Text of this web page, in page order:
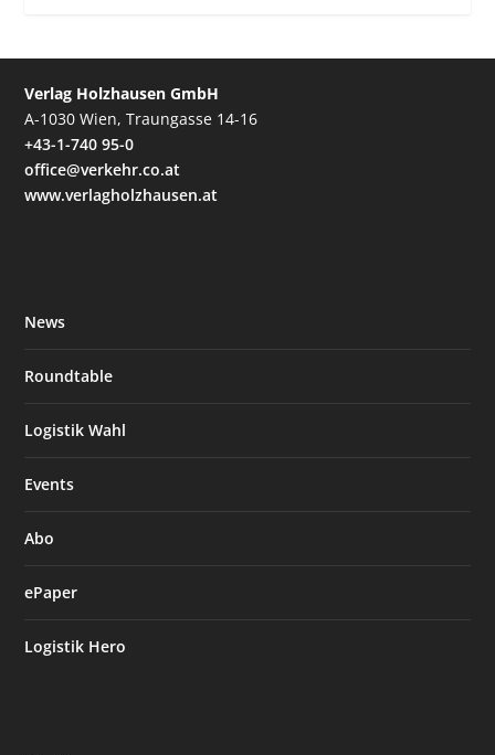
Verlag Holzhausen GmbH
A-1030 Wien, Traungasse 14-16
+43-1-740 95-0
office@verkehr.co.at
www.verlagholzhausen.at
News
Roundtable
Logistik Wahl
Events
Abo
ePaper
Logistik Hero